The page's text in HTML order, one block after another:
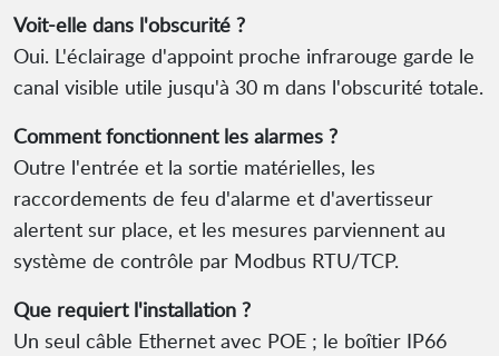
Voit-elle dans l'obscurité ?
Oui. L'éclairage d'appoint proche infrarouge garde le
canal visible utile jusqu'à 30 m dans l'obscurité totale.
Comment fonctionnent les alarmes ?
Outre l'entrée et la sortie matérielles, les
raccordements de feu d'alarme et d'avertisseur
alertent sur place, et les mesures parviennent au
système de contrôle par Modbus RTU/TCP.
Que requiert l'installation ?
Un seul câble Ethernet avec POE ; le boîtier IP66